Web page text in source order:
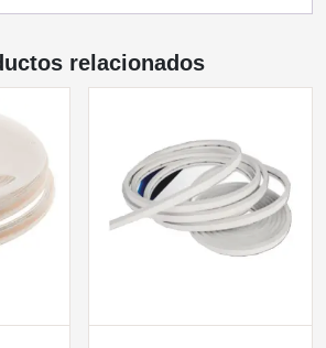
relacionados